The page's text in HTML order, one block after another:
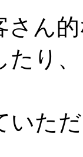
さん
たり
いた